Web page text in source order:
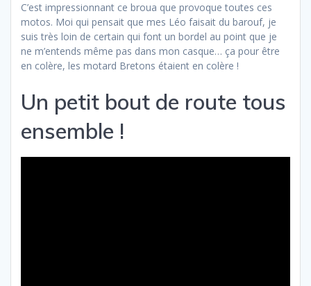
C’est impressionnant ce broua que provoque toutes ces
motos. Moi qui pensait que mes Léo faisait du barouf, je
suis très loin de certain qui font un bordel au point que je
ne m’entends même pas dans mon casque… ça pour être
en colère, les motard Bretons étaient en colère !
Un petit bout de route tous
ensemble !